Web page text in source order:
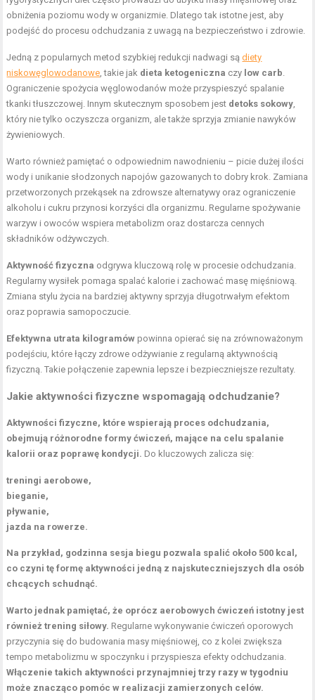
obniżenia poziomu wody w organizmie. Dlatego tak istotne jest, aby
podejść do procesu odchudzania z uwagą na bezpieczeństwo i zdrowie.
Jedną z popularnych metod szybkiej redukcji nadwagi sądiety
niskowęglowodanowe, takie jak dieta ketogeniczna czy low carb.
Ograniczenie spożycia węglowodanów może przyspieszyć spalanie
tkanki tłuszczowej. Innym skutecznym sposobem jest detoks sokowy,
który nie tylko oczyszcza organizm, ale także sprzyja zmianie nawyków
żywieniowych.
Warto również pamiętać o odpowiednim nawodnieniu – picie dużej ilości
wody i unikanie słodzonych napojów gazowanych to dobry krok. Zamiana
przetworzonych przekąsek na zdrowsze alternatywy oraz ograniczenie
alkoholu i cukru przynosi korzyści dla organizmu. Regularne spożywanie
warzyw i owoców wspiera metabolizm oraz dostarcza cennych
składników odżywczych.
Aktywność fizyczna odgrywa kluczową rolę w procesie odchudzania.
Regularny wysiłek pomaga spalać kalorie i zachować masę mięśniową.
Zmiana stylu życia na bardziej aktywny sprzyja długotrwałym efektom
oraz poprawia samopoczucie.
Efektywna utrata kilogramów powinna opierać się na zrównoważonym
podejściu, które łączy zdrowe odżywianie z regularną aktywnością
fizyczną. Takie połączenie zapewnia lepsze i bezpieczniejsze rezultaty.
Jakie aktywności fizyczne wspomagają odchudzanie?
Aktywności fizyczne, które wspierają proces odchudzania,
obejmują różnorodne formy ćwiczeń, mające na celu spalanie
kalorii oraz poprawę kondycji. Do kluczowych zalicza się:
treningi aerobowe,
bieganie,
pływanie,
jazda na rowerze.
Na przykład, godzinna sesja biegu pozwala spalić około 500 kcal,
co czyni tę formę aktywności jedną z najskuteczniejszych dla osób
chcących schudnąć.
Warto jednak pamiętać, że oprócz aerobowych ćwiczeń istotny jest
również trening siłowy. Regularne wykonywanie ćwiczeń oporowych
przyczynia się do budowania masy mięśniowej, co z kolei zwiększa
tempo metabolizmu w spoczynku i przyspiesza efekty odchudzania.
Włączenie takich aktywności przynajmniej trzy razy w tygodniu
może znacząco pomóc w realizacji zamierzonych celów.